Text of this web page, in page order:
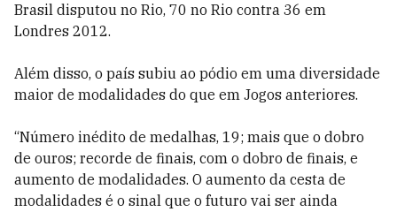
Brasil disputou no Rio, 70 no Rio contra 36 em
Londres 2012.
Além disso, o país subiu ao pódio em uma diversidade
maior de modalidades do que em Jogos anteriores.
“Número inédito de medalhas, 19; mais que o dobro
de ouros; recorde de finais, com o dobro de finais, e
aumento de modalidades. O aumento da cesta de
modalidades é o sinal que o futuro vai ser ainda